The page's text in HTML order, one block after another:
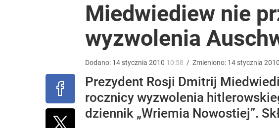
Stanowski na obchodach rocznicy Nawrockiego. Wróciła burza z
Tego sondażu premier nie może zlekceważyć. Polacy o
Miedwiediew nie
wyzwolenia
Dodano: 14 stycznia 2010 10:58 / Zmieniono: 14 stycznia 2010
Prezydent Rosji Dmitrij
rocznicy wyzwolenia
dziennik „Wriemia Nowostiej”.